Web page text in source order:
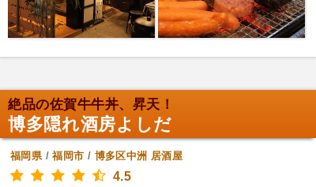
絶品の佐賀牛牛丼、昇天！
博多隠れ酒房よしだ
福岡県/福岡市 / 博多区中洲 居酒屋
4.5